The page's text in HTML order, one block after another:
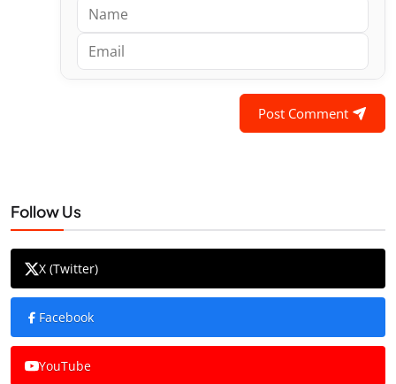
Post Comment
Follow Us
X (Twitter)
Facebook
YouTube